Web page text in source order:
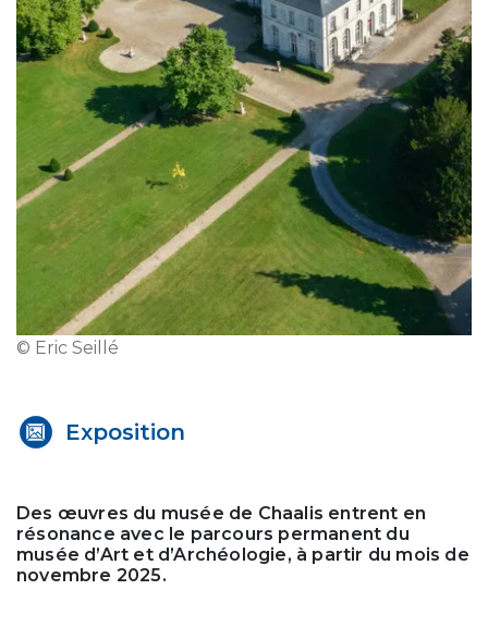
© Eric Seillé
Exposition
Des œuvres du musée de Chaalis entrent en
résonance avec le parcours permanent du
musée d’Art et d’Archéologie, à partir du mois de
novembre 2025.